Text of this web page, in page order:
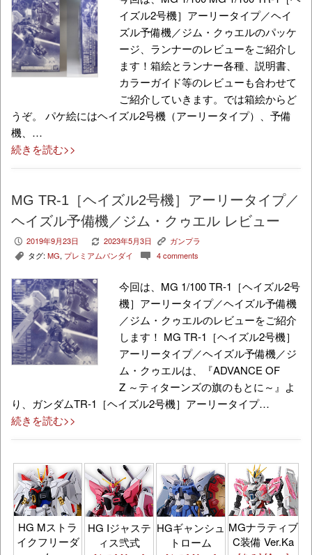
イズル2号機］アーリータイプ／ヘイ
ズル予備機／ジム・クゥエルのパッケ
ージ、ランナーのレビューをご紹介し
ます！箱絵とランナー各種、説明書、
カラーガイド等のレビューも合わせて
ご紹介していきます。では箱絵からど
うぞ。 パケ絵にはヘイズル2号機（アーリータイプ）、予備
機、…
続きを読む>>
MG TR-1［ヘイズル2号機］アーリータイプ／
ヘイズル予備機／ジム・クゥエル レビュー
P 2019年9月23日 V 2023年5月3日 K ガンプラ
, タグ: MG, プレミアムバンダイ c 4 comments
今回は、MG 1/100 TR-1［ヘイズル2号
機］アーリータイプ／ヘイズル予備機
／ジム・クゥエルのレビューをご紹介
します！ MG TR-1［ヘイズル2号機］
アーリータイプ／ヘイズル予備機／ジ
ム・クゥエルは、『ADVANCE OF
Z ～ティターンズの旗のもとに～』よ
り、ガンダムTR-1［ヘイズル2号機］アーリータイプ…
続きを読む>>
HG Mストラ
イクフリーダ
HG Iジャステ
ィス弐式
HGギャンシュ
トローム
MGナラティブ
C装備 Ver.Ka